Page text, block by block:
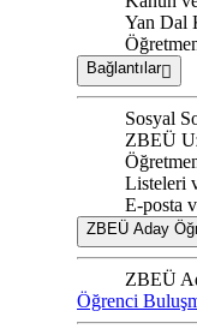
Yan Dal
Bağlantılar
Sosyal
ZBEÜ
Listeleri
E-posta
ZBEÜ Aday
ZBEÜ
Öğrenci